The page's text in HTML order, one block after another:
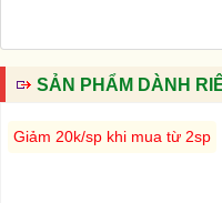
SẢN PHẨM DÀNH
Giảm 20k/sp khi mua từ 2sp